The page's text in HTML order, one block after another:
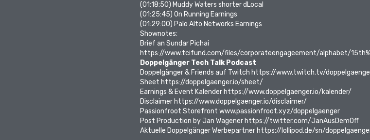
(01:18:50) Muddy Waters shorter dLocal
(01:25:45) On Running Earnings
(01:29:00) Palo Alto Networks Earnings
Shownotes:
Brief an Sundar Pichai
https://www.tcifund.com/files/corporateengageement/alphabet/
Doppelgänger Tech Talk Podcast
Doppelgänger & Friends auf Twitch https://www.twitch.tv/
Sheet https://doppelgaenger.io/sheet/
Earnings & Event Kalender https://www.doppelgaenger.io/kalender/
Disclaimer https://www.doppelgaenger.io/disclaimer/
Passionfroot Storefront www.passionfroot.xyz/doppelgaenger
Post Production by Jan Wagener https://twitter.com/JanAusDemOff
Aktuelle Doppelgänger Werbepartner https://lollipod.de/sn/